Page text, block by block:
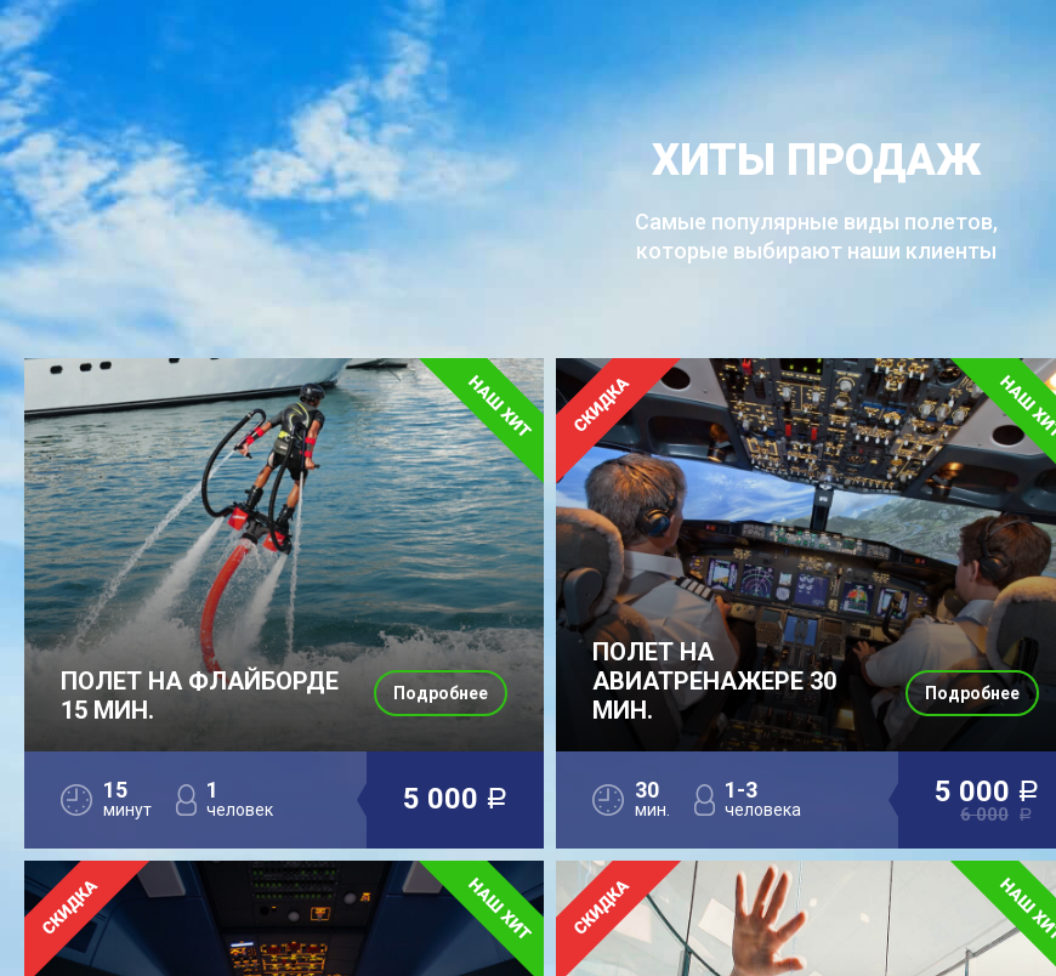
ХИТЫ ПРОДАЖ
Самые популярные виды полетов,
которые выбирают наши клиенты
ПОЛЕТ НА ФЛАЙБОРДЕ
15 МИН.
15
минут
1
человек 5 000 a
Подробнее
ПОЛЕТ НА
АВИАТРЕНАЖЕРЕ 30
МИН.
30
мин.
1-3
человека
5 000 a
6 000 a
Подробнее